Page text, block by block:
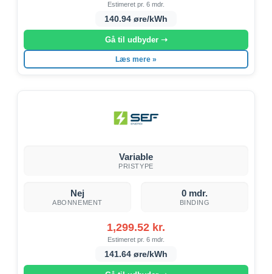
Estimeret pr. 6 mdr.
140.94 øre/kWh
Gå til udbyder ➝
Læs mere »
Variable
PRISTYPE
Nej
ABONNEMENT
0 mdr.
BINDING
1,299.52 kr.
Estimeret pr. 6 mdr.
141.64 øre/kWh